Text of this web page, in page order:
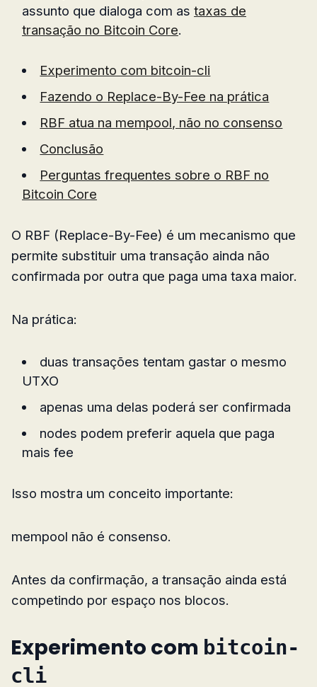
assunto que dialoga com as taxas de
transação no Bitcoin Core.
Experimento com bitcoin-cli
Fazendo o Replace-By-Fee na prática
RBF atua na mempool, não no consenso
Conclusão
Perguntas frequentes sobre o RBF no
Bitcoin Core
O RBF (Replace-By-Fee) é um mecanismo que
permite substituir uma transação ainda não
confirmada por outra que paga uma taxa maior.
Na prática:
duas transações tentam gastar o mesmo
UTXO
apenas uma delas poderá ser confirmada
nodes podem preferir aquela que paga
mais fee
Isso mostra um conceito importante:
mempool não é consenso.
Antes da confirmação, a transação ainda está
competindo por espaço nos blocos.
Experimento com bitcoin-
cli